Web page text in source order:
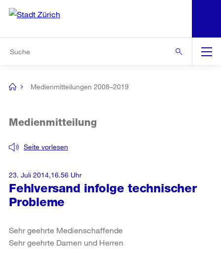
Navigation
[no
Medienmitteilungen 2008–2019
Fehlversand infolge technischer
Probleme
Seite vorlesen
Medienmitteilung
23. Juli 2014,16.56 Uhr
Sehr geehrte Medienschaffende
Sehr geehrte Damen und Herren